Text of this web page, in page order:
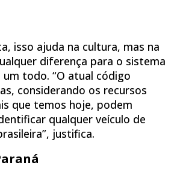
isso ajuda na cultura, mas na
diferença para o sistema
todo. “O atual código
considerando os recursos
que temos hoje, podem
qualquer veículo de
justifica.